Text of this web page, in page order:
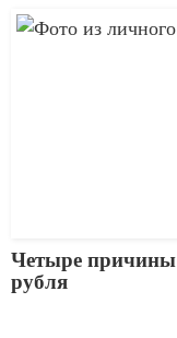
Четыре причины
рубля